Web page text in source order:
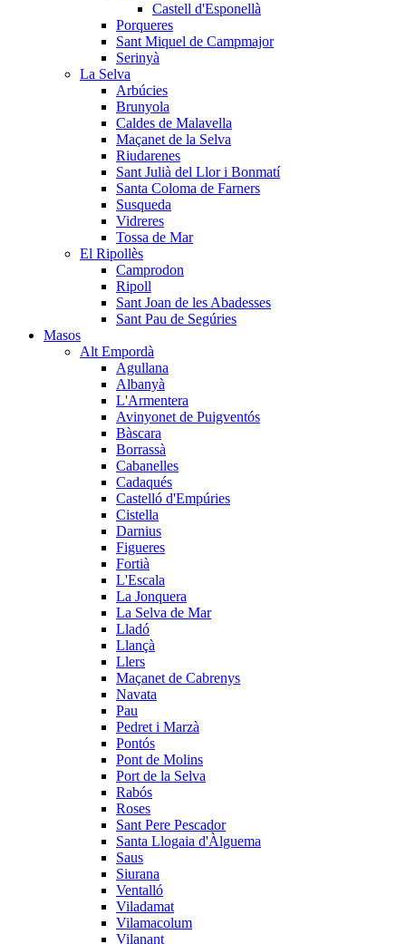
Castell d'Esponellà
Porqueres
Sant Miquel de Campmajor
Serinyà
La Selva
Arbúcies
Brunyola
Caldes de Malavella
Maçanet de la Selva
Riudarenes
Sant Julià del Llor i Bonmatí
Santa Coloma de Farners
Susqueda
Vidreres
Tossa de Mar
El Ripollès
Camprodon
Ripoll
Sant Joan de les Abadesses
Sant Pau de Segúries
Masos
Alt Empordà
Agullana
Albanyà
L'Armentera
Avinyonet de Puigventós
Bàscara
Borrassà
Cabanelles
Cadaqués
Castelló d'Empúries
Cistella
Darnius
Figueres
Fortià
L'Escala
La Jonquera
La Selva de Mar
Lladó
Llançà
Llers
Maçanet de Cabrenys
Navata
Pau
Pedret i Marzà
Pontós
Pont de Molins
Port de la Selva
Rabós
Roses
Sant Pere Pescador
Santa Llogaia d'Àlguema
Saus
Siurana
Ventalló
Viladamat
Vilamacolum
Vilanant